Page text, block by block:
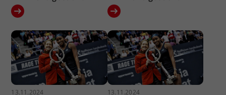
13.11.2024 13.11.2024